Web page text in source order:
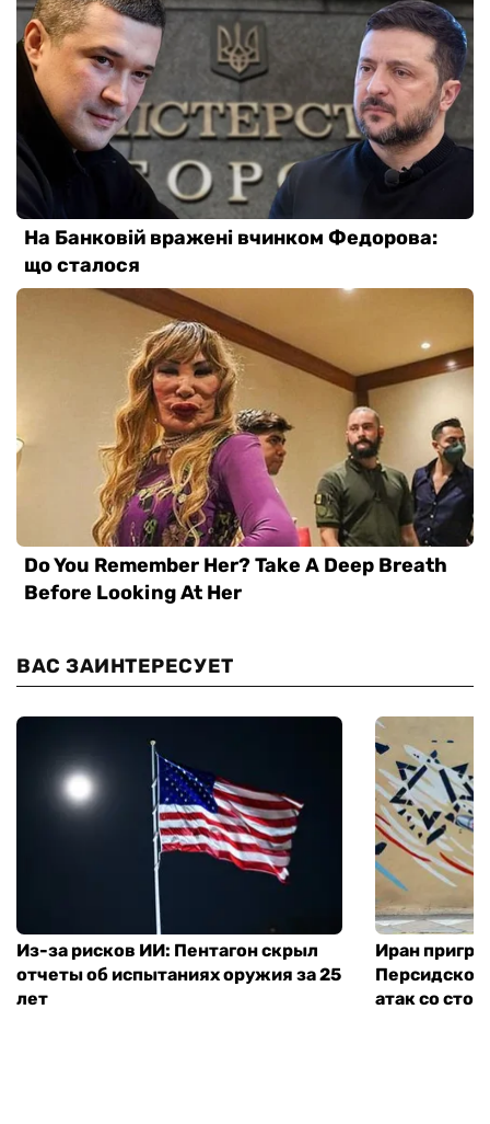
ВАС ЗАИНТЕРЕСУЕТ
Из-за рисков ИИ: Пентагон скрыл
отчеты об испытаниях оружия за 25
лет
Иран
атак со